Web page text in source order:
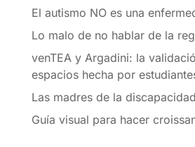
El autismo NO es una
Lo malo de no hablar de la
venTEA y Argadini: la
espacios hecha por
Las madres de la discapacidad
Guía visual para hacer